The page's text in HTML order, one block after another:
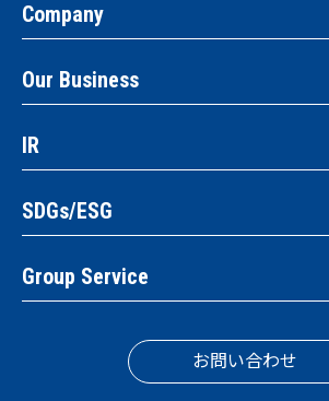
Company
Our Business
IR
SDGs/ESG
Group Service
お問い合わせ